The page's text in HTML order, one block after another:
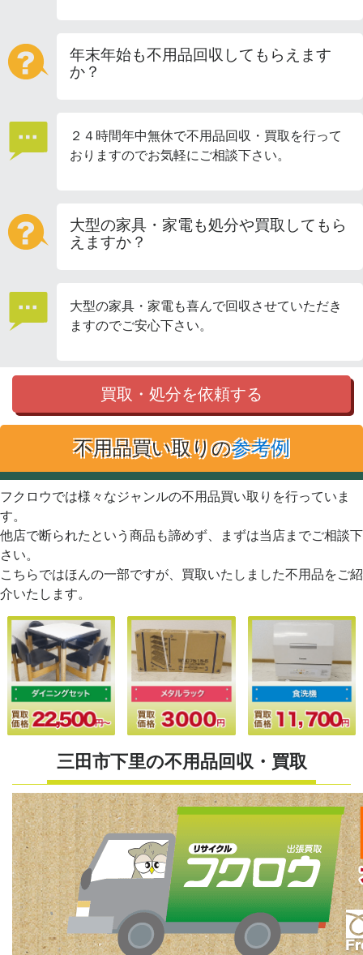
年末年始も不用品回収してもらえます
か？
２４時間年中無休で不用品回収・買取を行って
おりますのでお気軽にご相談下さい。
大型の家具・家電も処分や買取してもら
えますか？
大型の家具・家電も喜んで回収させていただき
ますのでご安心下さい。
買取・処分を依頼する
不用品買い取りの参考例
フクロウでは様々なジャンルの不用品買い取りを行っていま
す。
他店で断られたという商品も諦めず、まずは当店までご相談下
さい。
こちらではほんの一部ですが、買取いたしました不用品をご紹
介いたします。
三田市下里の不用品回収・買取